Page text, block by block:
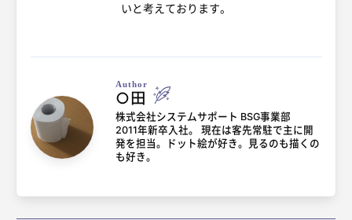
いと考えております。
Author
○田
株式会社システムサポート BSG事業部
2011年新卒入社。 現在は客先常駐で主に開
発を担当。ドット絵が好き。見るのも描くの
も好き。